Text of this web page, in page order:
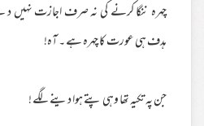
چہرہ ننگا کرنے کی نہ صرف اجازت نہیں
ہدف ہی عورت کا چہرہ ہے ۔ آہ!
جن پہ تکیہ تھا وہی پتے ہوا دینے لگے !